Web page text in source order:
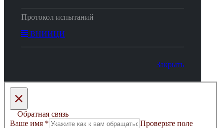
Протокол испытаний
ВНИИЦИ
Закрыть
×
Обратная связь
Ваше имя *
Проверьте поле